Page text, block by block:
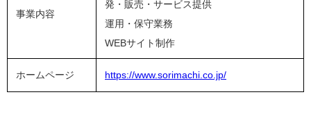
事業内容
発・販売・サービス提供
運用・保守業務
WEBサイト制作
ホームページ https://www.sorimachi.co.jp/